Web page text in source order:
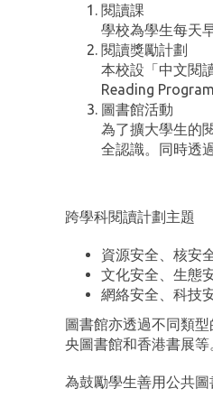
閱讀課
學校為學生每天
閱讀獎勵計劃
本校設「中文閱
Reading
圖書館活動
為了擴大學生的
全認識。同時透
跨學科閱讀計劃主題
資源安全、核安
文化安全、生態
網絡安全、科技
圖書館亦透過不同類
央圖書館和香港書展等
為鼓勵學生善用公共